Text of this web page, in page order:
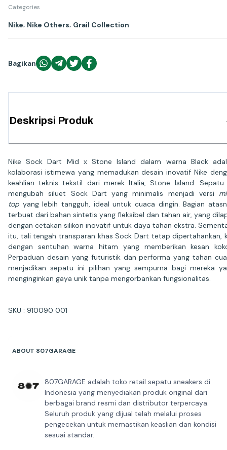
Categories
Nike, Nike Others, Grail Collection
Bagikan
Deskripsi Produk
Nike Sock Dart Mid x Stone Island dalam warna Black
kolaborasi istimewa yang memadukan desain inovatif Nike
keahlian teknis tekstil dari merek Italia, Stone Island. Sepatu
mengubah siluet Sock Dart yang minimalis menjadi versi
top yang lebih tangguh, ideal untuk cuaca dingin. Bagian
terbuat dari bahan sintetis yang fleksibel dan tahan air, yang
dengan cetakan silikon inovatif untuk daya tahan ekstra.
itu, tali tengah transparan khas Sock Dart tetap dipertahankan,
dengan sentuhan warna hitam yang memberikan kesan
Perpaduan desain yang futuristik dan performa yang tahan
menjadikan sepatu ini pilihan yang sempurna bagi mereka
menginginkan gaya unik tanpa mengorbankan fungsionalitas.
SKU : 910090 001
ABOUT 807GARAGE
807GARAGE adalah toko retail sepatu sneakers di
Indonesia yang menyediakan produk original dari
berbagai brand resmi dan distributor terpercaya.
Seluruh produk yang dijual telah melalui proses
pengecekan untuk memastikan keaslian dan kondisi
sesuai standar.